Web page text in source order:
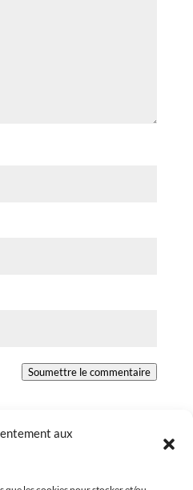
aux
Soumettre le commentaire